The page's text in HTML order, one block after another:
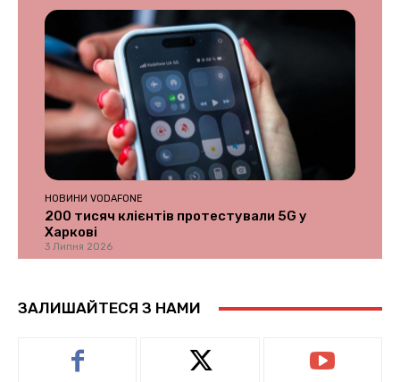
НОВИНИ VODAFONE
200 тисяч клієнтів протестували 5G у
Харкові
3 Липня 2026
ЗАЛИШАЙТЕСЯ З НАМИ